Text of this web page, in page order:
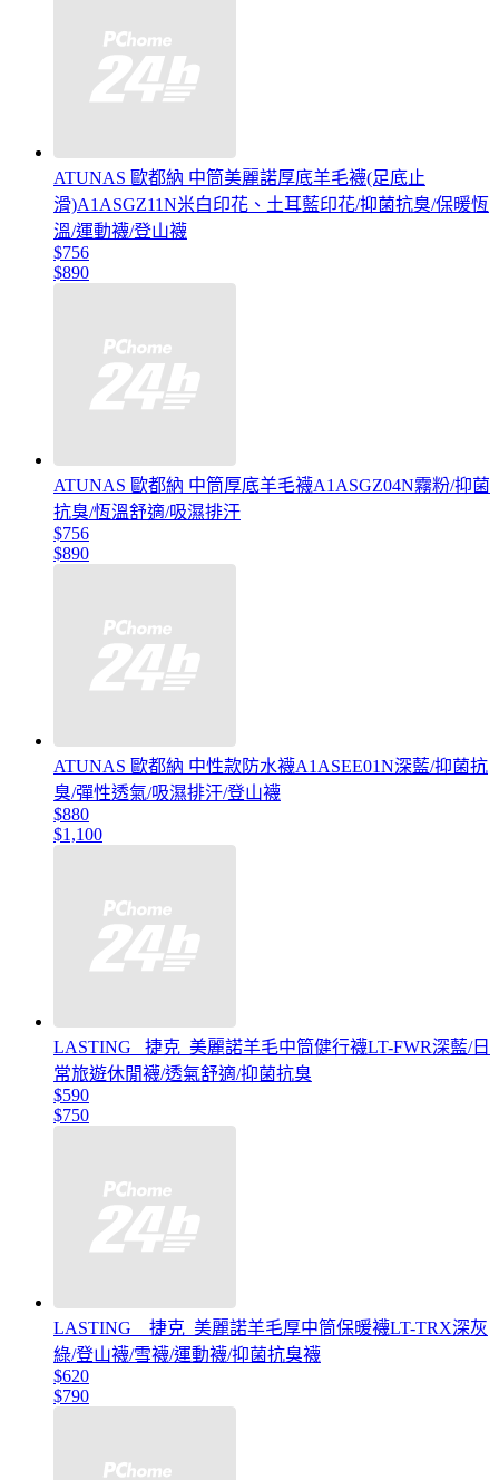
ATUNAS 歐都納 中筒美麗諾厚底羊毛襪(足底止
滑)A1ASGZ11N米白印花、土耳藍印花/抑菌抗臭/保暖恆
溫/運動襪/登山襪
$756
$890
ATUNAS 歐都納 中筒厚底羊毛襪A1ASGZ04N霧粉/抑菌
抗臭/恆溫舒適/吸濕排汗
$756
$890
ATUNAS 歐都納 中性款防水襪A1ASEE01N深藍/抑菌抗
臭/彈性透氣/吸濕排汗/登山襪
$880
$1,100
LASTING _捷克_美麗諾羊毛中筒健行襪LT-FWR深藍/日
常旅遊休閒襪/透氣舒適/抑菌抗臭
$590
$750
LASTING _ 捷克_美麗諾羊毛厚中筒保暖襪LT-TRX深灰
綠/登山襪/雪襪/運動襪/抑菌抗臭襪
$620
$790